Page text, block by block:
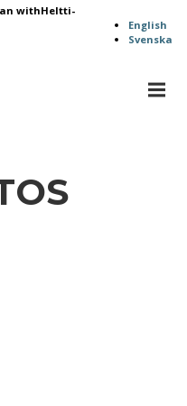
withHeltti-
English
Svenska